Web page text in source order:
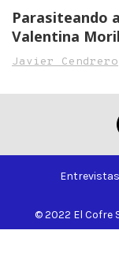
Parasiteando
Valentina
Javier Cendrero
Entrevistas
© 2022 El Cofre